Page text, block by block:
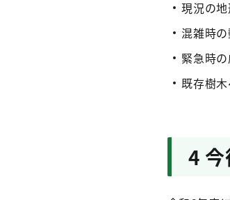
現況の
混雑時
緊急時
既存樹
4